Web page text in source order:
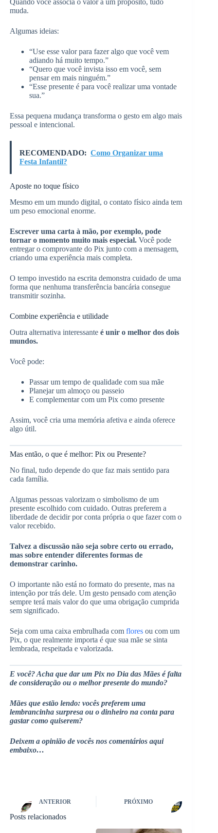
Quando você associa o valor a um propósito, tudo
muda.
Algumas ideias:
“Use esse valor para fazer algo que você vem
adiando há muito tempo.”
“Quero que você invista isso em você, sem
pensar em mais ninguém.”
“Esse presente é para você realizar uma vontade
sua.”
Essa pequena mudança transforma o gesto em algo mais
pessoal e intencional.
RECOMENDADO: Como Organizar uma
Festa Infantil?
Aposte no toque físico
Mesmo em um mundo digital, o contato físico ainda tem
um peso emocional enorme.
Escrever uma carta à mão, por exemplo, pode
tornar o momento muito mais especial. Você pode
entregar o comprovante do Pix junto com a mensagem,
criando uma experiência mais completa.
O tempo investido na escrita demonstra cuidado de uma
forma que nenhuma transferência bancária consegue
transmitir sozinha.
Combine experiência e utilidade
Outra alternativa interessante é unir o melhor dos dois
mundos.
Você pode:
Passar um tempo de qualidade com sua mãe
Planejar um almoço ou passeio
E complementar com um Pix como presente
Assim, você cria uma memória afetiva e ainda oferece
algo útil.
Mas então, o que é melhor: Pix ou Presente?
No final, tudo depende do que faz mais sentido para
cada família.
Algumas pessoas valorizam o simbolismo de um
presente escolhido com cuidado. Outras preferem a
liberdade de decidir por conta própria o que fazer com o
valor recebido.
Talvez a discussão não seja sobre certo ou errado,
mas sobre entender diferentes formas de
demonstrar carinho.
O importante não está no formato do presente, mas na
intenção por trás dele. Um gesto pensado com atenção
sempre terá mais valor do que uma obrigação cumprida
sem significado.
Seja com uma caixa embrulhada com flores ou com um
Pix, o que realmente importa é que sua mãe se sinta
lembrada, respeitada e valorizada.
E você? Acha que dar um Pix no Dia das Mães é falta
de consideração ou o melhor presente do mundo?
Mães que estão lendo: vocês preferem uma
lembrancinha surpresa ou o dinheiro na conta para
gastar como quiserem?
Deixem a opinião de vocês nos comentários aqui
embaixo…
ANTERIOR PRÓXIMO
Posts relacionados